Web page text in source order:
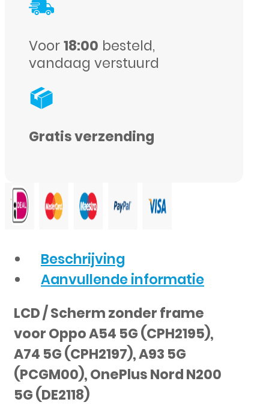
telefoon,
Voor18:00 besteld,
vandaag verstuurd
Gratis verzending
Beschrijving
Aanvullende informatie
LCD / Scherm zonder frame
voor Oppo A54 5G (CPH2195),
A74 5G (CPH2197), A93 5G
(PCGM00), OnePlus Nord N200
5G (DE2118)